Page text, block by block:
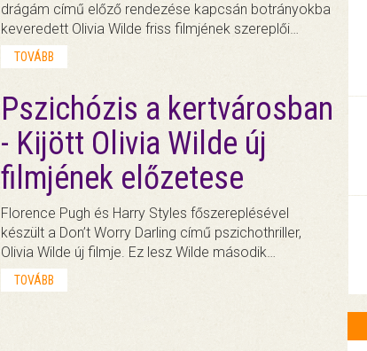
drágám című előző rendezése kapcsán botrányokba
keveredett Olivia Wilde friss filmjének szereplői…
TOVÁBB
Pszichózis a kertvárosban
- Kijött Olivia Wilde új
filmjének előzetese
Florence Pugh és Harry Styles főszereplésével
készült a Don’t Worry Darling című pszichothriller,
Olivia Wilde új filmje. Ez lesz Wilde második…
TOVÁBB